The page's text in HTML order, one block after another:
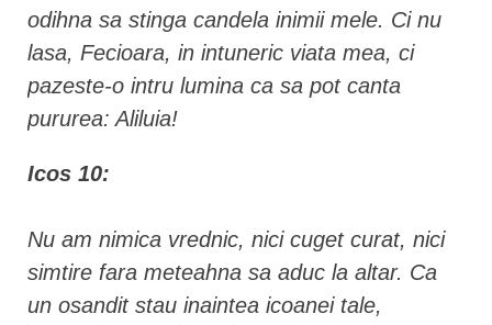
odihna sa stinga candela inimii mele. Ci nu
lasa, Fecioara, in intuneric viata mea, ci
pazeste-o intru lumina ca sa pot canta
pururea: Aliluia!
Icos 10:
Nu am nimica vrednic, nici cuget curat, nici
simtire fara meteahna sa aduc la altar. Ca
un osandit stau inaintea icoanei tale,